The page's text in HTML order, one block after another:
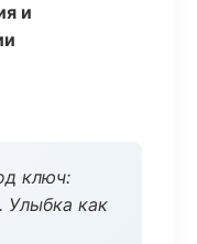
и
ключ:
Улыбка как